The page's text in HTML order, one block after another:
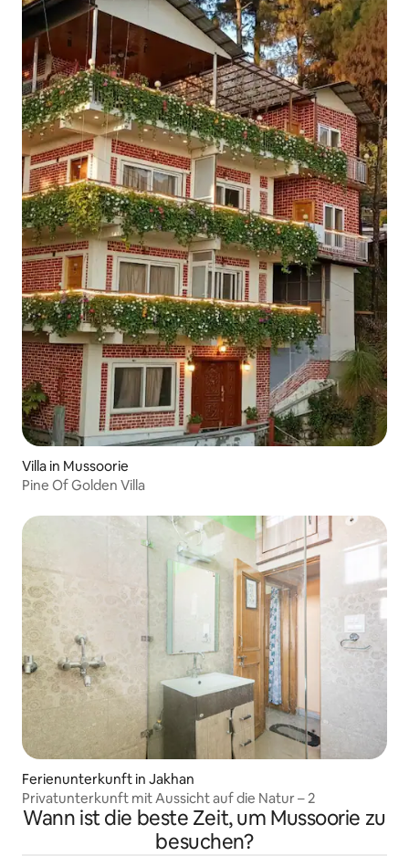
Villa in Mussoorie
Pine Of Golden Villa
Ferienunterkunft in Jakhan
Privatunterkunft mit Aussicht auf die Natur – 2
Wann ist die beste Zeit, um Mussoorie zu
besuchen?